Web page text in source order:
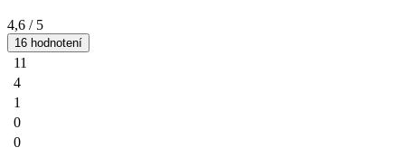
4,6 / 5
16 hodnotení
11
4
1
0
0